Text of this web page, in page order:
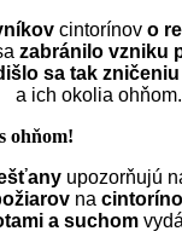
cintorínov o
zabránilo vzniku
sa tak
a ich okolia ohňom.
ohňom!
upozorňujú
na
a suchom